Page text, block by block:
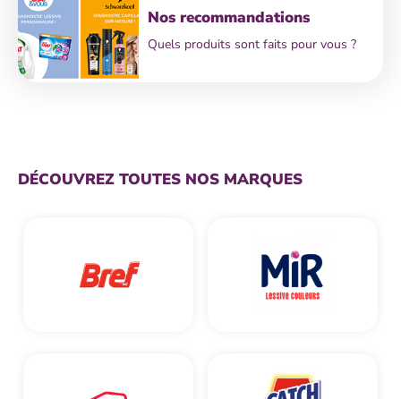
Nos recommandations
Quels produits sont faits pour vous ?
DÉCOUVREZ TOUTES NOS MARQUES